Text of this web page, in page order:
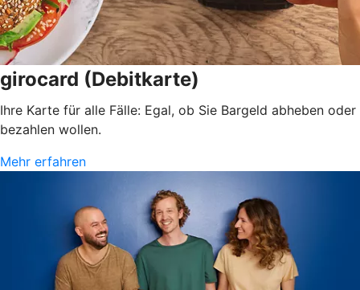
girocard (Debitkarte)
Ihre Karte für alle Fälle: Egal, ob Sie Bargeld abheben oder
bezahlen wollen.
Mehr erfahren